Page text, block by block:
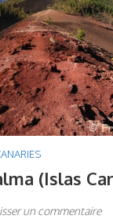
(Islas
un commentaire